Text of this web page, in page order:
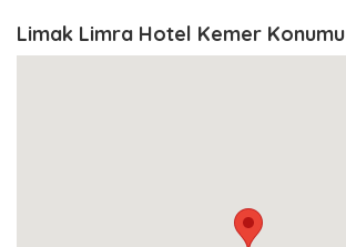
Limak Limra Hotel Kemer Konumu